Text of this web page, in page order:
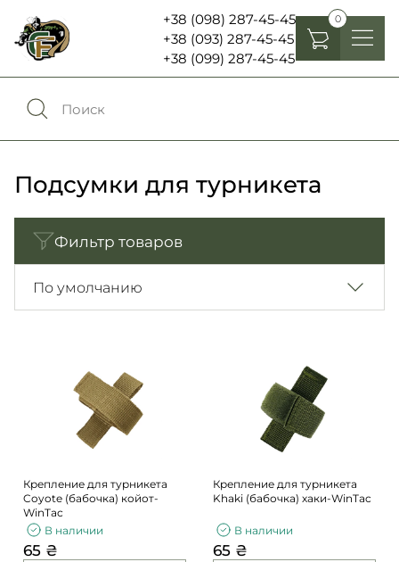
+38 (098) 287-45-45
+38 (093) 287-45-45
+38 (099) 287-45-45
0
Избранное0
Войти
Каталог
Контакты
Про нас
Доставка и оплата
Аксесуары
Фонари, бинокли и елементы питания
Погоны
Фурнитура
Second Hand NATO
Подсумки для турникета
Фильтр товаров
По умолчанию
Крепление для турникета
Coyote (бабочка) койот-
WinTac
В наличии
65 ₴
Крепление для турникета
Khaki (бабочка) хаки-WinTac
В наличии
65 ₴